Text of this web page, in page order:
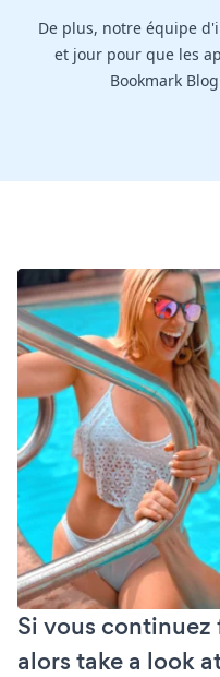
De plus, notre équipe
et jour pour que les
Bookmark
Si vous
alors take a look